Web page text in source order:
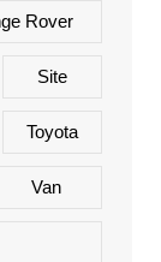
Rover
Site
Toyota
Van